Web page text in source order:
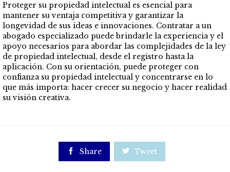
Proteger su propiedad intelectual es esencial para
mantener su ventaja competitiva y garantizar la
longevidad de sus ideas e innovaciones. Contratar a un
abogado especializado puede brindarle la experiencia y el
apoyo necesarios para abordar las complejidades de la ley
de propiedad intelectual, desde el registro hasta la
aplicación. Con su orientación, puede proteger con
confianza su propiedad intelectual y concentrarse en lo
que más importa: hacer crecer su negocio y hacer realidad
su visión creativa.
 Share  Tweet